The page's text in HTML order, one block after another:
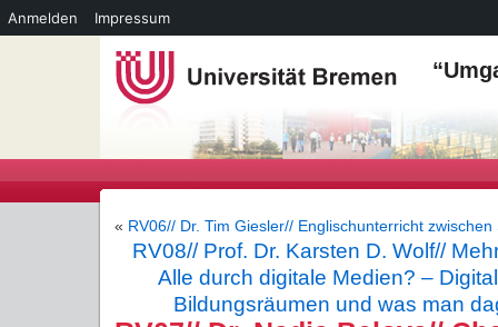
« RV06// Dr. Tim Giesler// Englischunterricht
RV08// Prof. Dr. Karsten D. Wolf//
Alle durch digitale Medien? –
Bildungsräumen und was man
Anmelden Impressum